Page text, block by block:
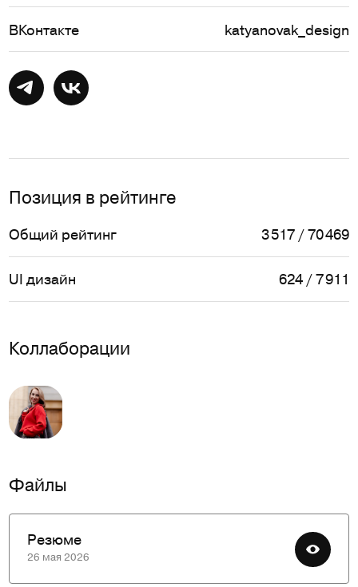
ВКонтакте katyanovak_design
Позиция в рейтинге
Общий рейтинг 3 517 / 70 469
UI дизайн 624 / 7 911
Коллаборации
Файлы
Резюме
26 мая 2026